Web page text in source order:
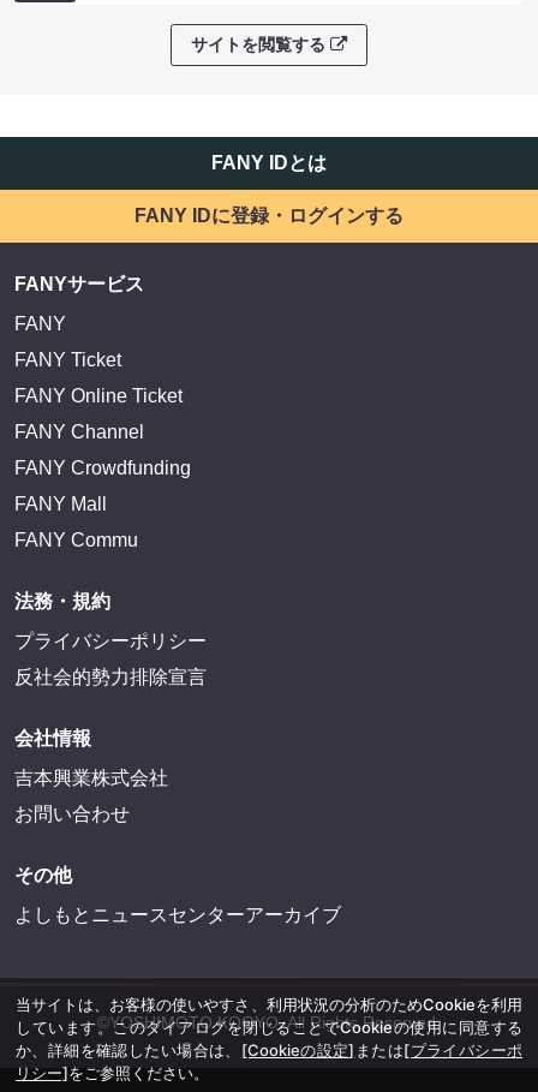
サイトを閲覧する
FANY IDとは
FANY IDに登録・ログインする
FANYサービス
FANY
FANY Ticket
FANY Online Ticket
FANY Channel
FANY Crowdfunding
FANY Mall
FANY Commu
法務・規約
プライバシーポリシー
反社会的勢力排除宣言
会社情報
吉本興業株式会社
お問い合わせ
その他
よしもとニュースセンターアーカイブ
©YOSHIMOTO KOGYO, All Rights Reserved.
当サイトは、お客様の使いやすさ、利用状況の分析のためCookieを利用
しています。このダイアログを閉じることでCookieの使用に同意する
か、詳細を確認したい場合は、 [Cookieの設定] または[プライバシーポ
リシー]をご参照ください。